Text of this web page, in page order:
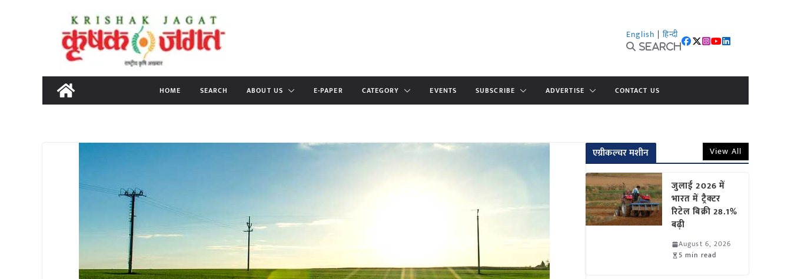
content
English | हिन्दी
Search
HOME SEARCH ABOUT US E-PAPER CATEGORY EVENTS SUBSCRIBE ADVERTISE CONTACT US
एग्रीकल्चर मशीन View All
जुलाई 2026 में
भारत में ट्रैक्टर
रिटेल बिक्री 28.1%
बढ़ी
August 6, 2026
5 min read